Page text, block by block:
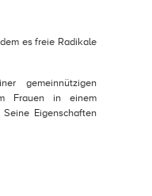
es freie Radikale
gemeinnützigen
Frauen in einem
Eigenschaften